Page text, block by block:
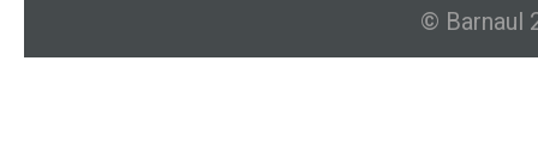
© Barnaul